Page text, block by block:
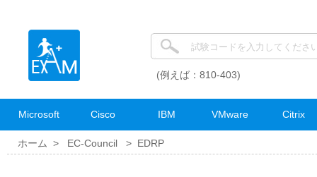
(例えば：810-403)
Microsoft Cisco IBM VMware Citrix
ホーム > EC-Council > EDRP